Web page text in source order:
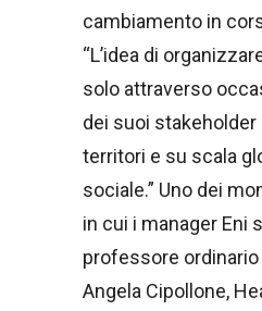
cambiamento in
“L’idea di
solo attraverso
dei suoi
territori e su scala
sociale.” Uno dei
in cui i manager Eni
professore ordinario
Angela Cipollone,